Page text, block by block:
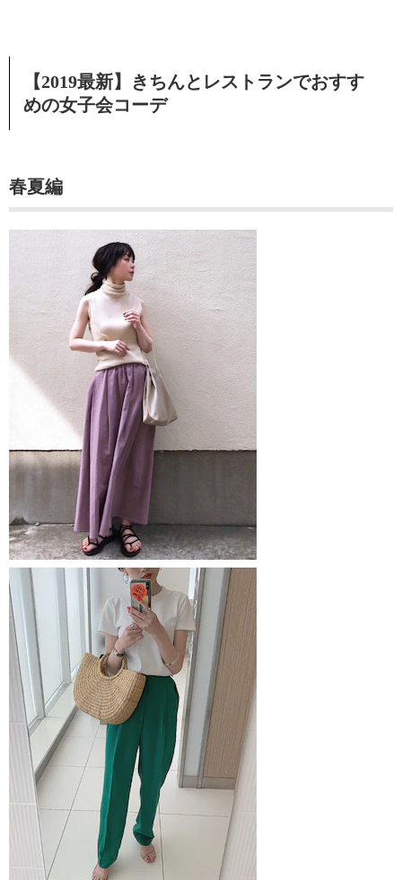
【2019最新】きちんとレストランでおすす
めの女子会コーデ
春夏編